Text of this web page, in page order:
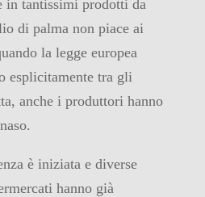
in tantissimi prodotti da
di palma non piace ai
la legge europea
esplicitamente tra gli
anche i produttori hanno
è iniziata e diverse
hanno già